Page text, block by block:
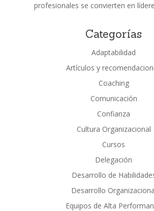
profesionales se convierten en
Categorías
Adaptabilidad
Artículos y
Coaching
Comunicación
Confianza
Cultura Organizacional
Cursos
Delegación
Desarrollo de
Desarrollo
Equipos de Alta